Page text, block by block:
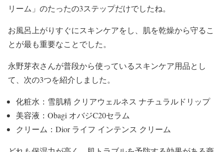
リーム」 のたったの3ステップだけでしたね。
お風呂上がりすぐにスキンケアをし、 肌を乾燥から守るこ
とが最も重要なことでした。
永野芽衣さんが普段から使っているスキンケア用品とし
て、次の3つを紹介しました。
化粧水：雪肌精 クリアウェルネス ナチュラルドリップ
美容液：Obagi オバジC20セラム
クリーム：Dior ライフ インテンス クリーム